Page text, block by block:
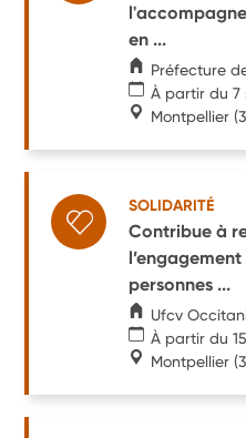
en ...
Préfecture
À partir du 7
Montpellier
SOLIDARITÉ
Contribue à
personnes ...
Ufcv
À partir du
Montpellier